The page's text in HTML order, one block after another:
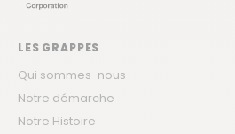
LES GRAPPES
Qui sommes-nous
Notre démarche
Notre Histoire